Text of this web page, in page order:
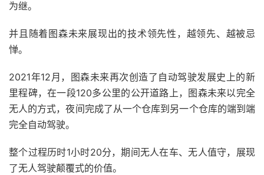
为继。
并且随着图森未来展现出的技术领先性，越领先、越被忌
惮。
2021年12月，图森未来再次创造了自动驾驶发展史上的新
里程碑，在一段120多公里的公开道路上，图森未来以完全
无人的方式，夜间完成了从一个仓库到另一个仓库的端到端
完全自动驾驶。
整个过程历时1小时20分，期间无人在车、无人值守，展现
了无人驾驶颠覆式的价值。